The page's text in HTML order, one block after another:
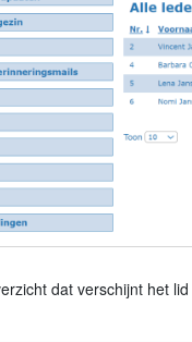
dat verschijnt het